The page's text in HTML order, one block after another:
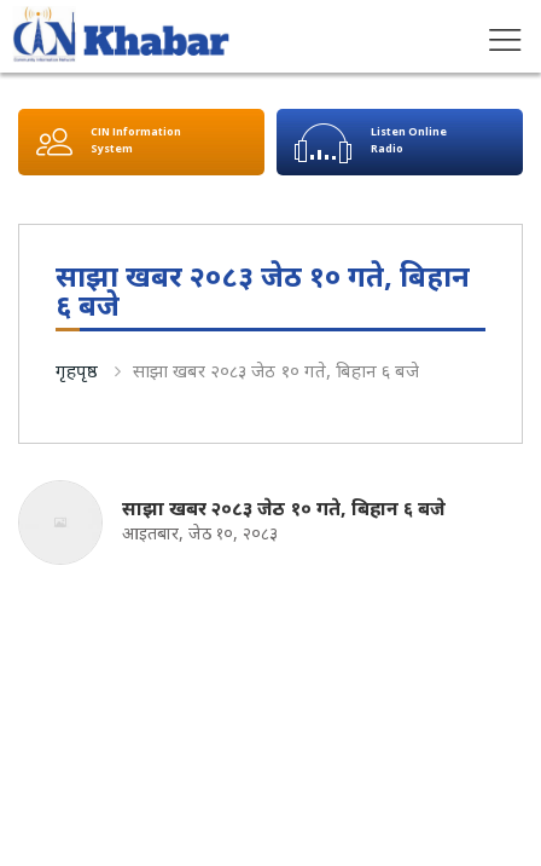
CIN Information
System
Listen Online
Radio
साझा खबर २०८३ जेठ १० गते, बिहान
६ बजे
गृहपृष्ठ साझा खबर २०८३ जेठ १० गते, बिहान ६ बजे
साझा खबर २०८३ जेठ १० गते, बिहान ६ बजे
आइतबार, जेठ १०, २०८३